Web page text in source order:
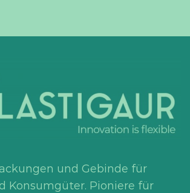
und Gebinde für
Konsumgüter. Pioniere für